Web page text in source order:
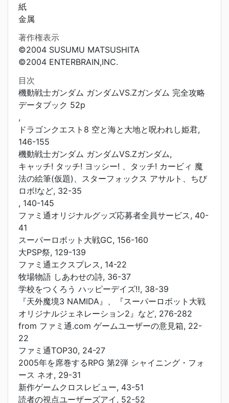
紙
金属
著作権表示
©2004 SUSUMU MATSUSHITA
©2004 ENTERBRAIN,INC.
目次
機動戦士ガンダム ガンダムVS.Zガンダム 完全攻略
データブック 52p
,
ドラゴンクエスト8 空と海と大地と呪われし姫君,
146-155
機動戦士ガンダム ガンダムVS.Zガンダム,
キャッチ! タッチ! ヨッシー! 、タッチ! カービィ 魔
法の絵筆(仮題)、スターフォックス アサルト、ちび
ロボ!など, 32-35
, 140-145
ファミ通オリジナルグッズ応募者全員サービス, 40-
41
スーパーロボット大戦GC, 156-160
大PSP祭, 129-139
ファミ通エクスプレス, 14-22
牧場物語 しあわせの詩, 36-37
学校をつくろう ハッピーデイズ‼, 38-39
『天外魔境3 NAMIDA』、『スーパーロボット大戦
オリジナルジェネレーション2』など, 276-282
from ファミ通.com ゲームユーザーの意見箱, 22-
22
ファミ通TOP30, 24-27
2005年を席巻するRPG 第2弾 シャイニング・フォ
ース ネオ, 29-31
新作ゲームクロスレビュー, 43-51
読者の視点ユーザーズアイ, 52-52